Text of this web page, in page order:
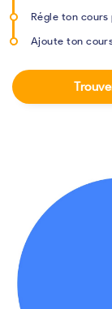
Régle ton
Ajoute ton